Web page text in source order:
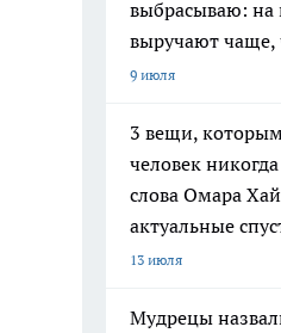
выбрасываю: на
выручают чаще,
9 июля
3 вещи,
человек
слова Омара
актуальные
13 июля
Мудрецы